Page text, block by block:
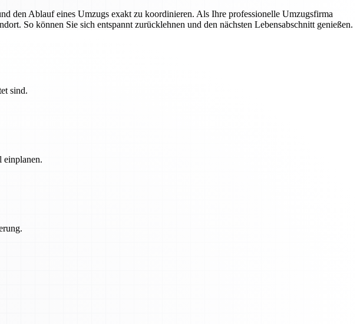
den Ablauf eines Umzugs exakt zu koordinieren. Als Ihre professionelle Umzugsfirma
So können Sie sich entspannt zurücklehnen und den nächsten Lebensabschnitt genießen.
sind.
einplanen.